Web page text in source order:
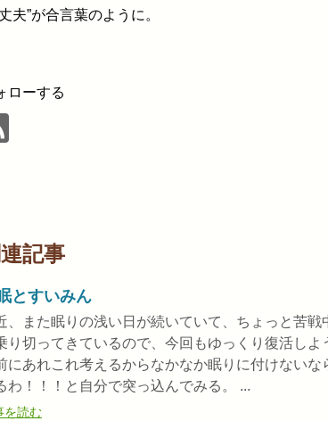
夫”が合言葉のように。
ローする
記事
とすいみん
、また眠りの浅い日が続いていて、ちょっと苦
り切ってきているので、今回もゆっくり復活し
にあれこれ考えるからなかなか眠りに付けない
わ！！！と自分で突っ込んでみる。 ...
を読む